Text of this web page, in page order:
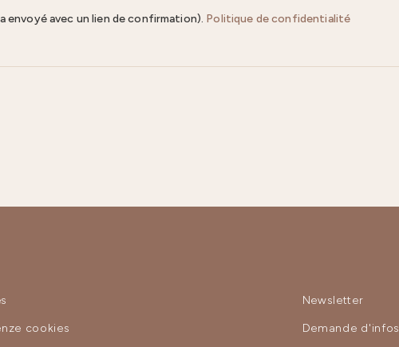
envoyé avec un lien de confirmation). Politique de confidentialité
cookies
Newsletter
Demande d'infos